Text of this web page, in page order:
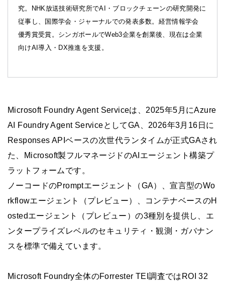
究。NHK放送技術研究所でAI・ブロックチェーンの研究開発に
従事し、国際学会・ジャーナルでの発表多数。経営情報学会
優秀賞受賞。シンガポールでWeb3企業を創業後、現在は企業
向けAI導入・DX推進を支援。
Microsoft Foundry Agent Serviceは、2025年5月にAzure
AI Foundry Agent ServiceとしてGA、2026年3月16日に
Responses APIベースの次世代ランタイムが正式GAされ
た、Microsoft製フルマネージドのAIエージェント構築プ
ラットフォームです。
ノーコードのPromptエージェント（GA）、宣言型のWo
rkflowエージェント（プレビュー）、コンテナベースのH
ostedエージェント（プレビュー）の3種別を提供し、エ
ンタープライズレベルのセキュリティ・観測・ガバナン
スを標準で備えています。
Microsoft Foundry全体のForrester TEI調査ではROI 32